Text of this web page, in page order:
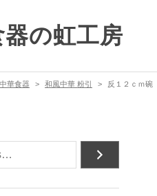
の虹工房
華食器 和風中華 粉引 反１２ｃｍ